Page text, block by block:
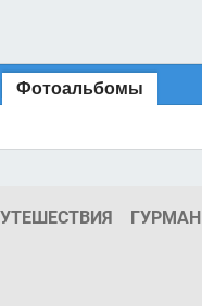
Фотоальбомы
ГУРМАН